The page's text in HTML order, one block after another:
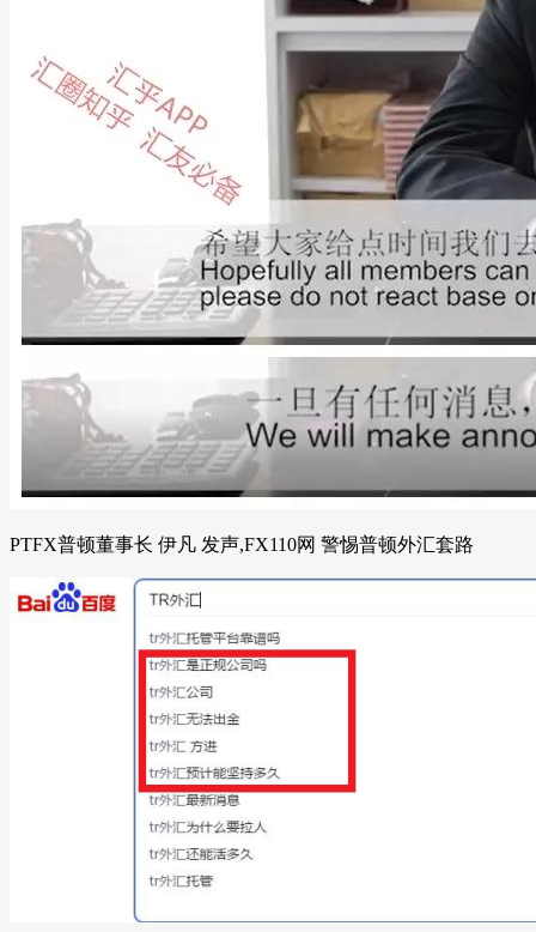
PTFX普顿董事长 伊凡 发声,FX110网 警惕普顿外汇套路